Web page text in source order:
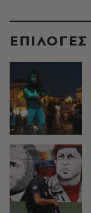
EΠΙΛΟΓΈΣ